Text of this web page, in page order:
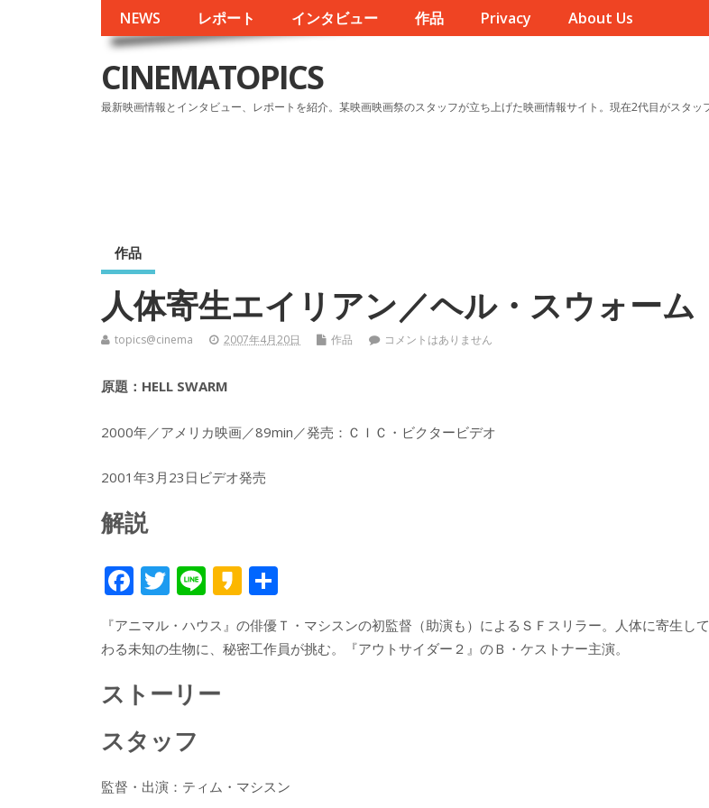
NEWS レポート インタビュー 作品 Privacy About Us
CINEMATOPICS
最新映画情報とインタビュー、レポートを紹介。某映画映画祭のスタッフが立ち上げた映画情報サイト。現在2代目がスタッ
作品
人体寄生エイリアン／ヘル・スウォーム
topics@cinema 2007年4月20日 作品 コメントはありません
原題：HELL SWARM
2000年／アメリカ映画／89min／発売：ＣＩＣ・ビクタービデオ
2001年3月23日ビデオ発売
解説
F
e
b
o
o
k
T
itt
er
Li
e
K
a
k
a
『アニマル・ハウス』の俳優Ｔ・マシスンの初監督（助演も）によるＳＦスリラー。人体に寄生し
わる未知の生物に、秘密工作員が挑む。『アウトサイダー２』のＢ・ケストナー主演。
ストーリー
スタッフ
監督・出演：ティム・マシスン